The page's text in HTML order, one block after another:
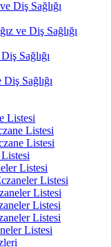
Diş Sağlığı
ve Diş Sağlığı
Sağlığı
Sağlığı
Listesi
Listesi
Listesi
Listesi
Listesi
Listesi
Listesi
Listesi
Listesi